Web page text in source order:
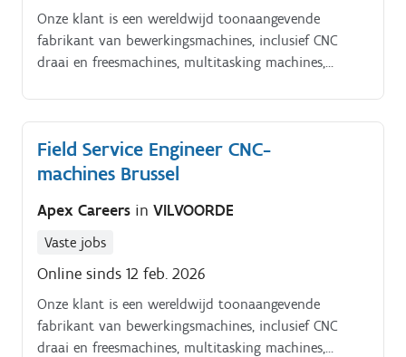
Onze klant is een wereldwijd toonaangevende
fabrikant van bewerkingsmachines, inclusief CNC
draai en freesmachines, multitasking machines,
in Japan en heeft nu productielocaties en
technologiecentra in Japan, de Verenigde Staten, het
Verenigd Koninkrijk, Duitsland, Singapore, China en
Field Service Engineer CNC-
machines Brussel
Apex Careers in VILVOORDE
Vaste jobs
Online sinds 12 feb. 2026
Onze klant is een wereldwijd toonaangevende
fabrikant van bewerkingsmachines, inclusief CNC
draai en freesmachines, multitasking machines,